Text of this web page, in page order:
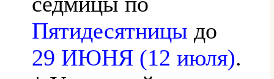
Пятидесятницы до
29 ИЮНЯ (12 июля).